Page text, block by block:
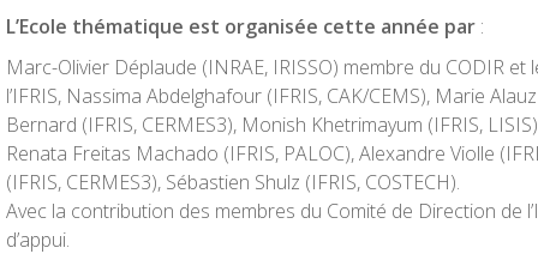
L’Ecole thématique est organisée cette année par :
Marc-Olivier Déplaude (INRAE, IRISSO) membre du CODIR
l’IFRIS, Nassima Abdelghafour (IFRIS, CAK/CEMS), Marie
Bernard (IFRIS, CERMES3), Monish Khetrimayum (IFRIS,
Renata Freitas Machado (IFRIS, PALOC), Alexandre Violle
(IFRIS, CERMES3), Sébastien Shulz (IFRIS, COSTECH).
Avec la contribution des membres du Comité de Direction de
d’appui.